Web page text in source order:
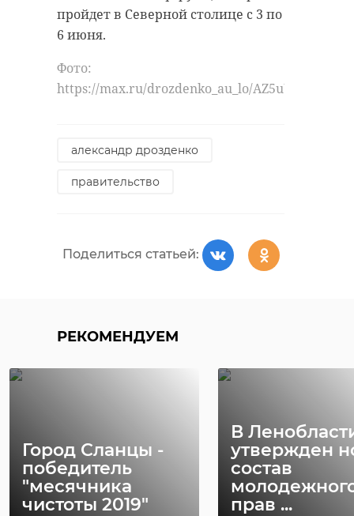
пройдет в Северной столице с 3 по
6 июня.
Фото:
https://max.ru/drozdenko_au_lo/AZ5uUuBebhc
александр дрозденко
правительство
Поделиться статьей:
РЕКОМЕНДУЕМ
Город Сланцы -
победитель
"месячника
чистоты 2019"
В
утвержден
состав
прав ...